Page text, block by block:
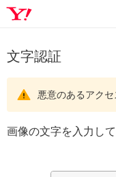
文字認証
悪意のあるアクセ
画像の文字を入力し